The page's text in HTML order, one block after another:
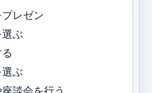
レゼン
ぶ
ぶ
談会を行う